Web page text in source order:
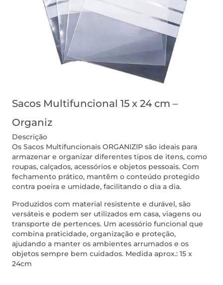
Sacos Multifuncional 15 x 24 cm –
Organiz
Descrição
Os Sacos Multifuncionais ORGANIZIP são ideais para
armazenar e organizar diferentes tipos de itens, como
roupas, calçados, acessórios e objetos pessoais. Com
fechamento prático, mantêm o conteúdo protegido
contra poeira e umidade, facilitando o dia a dia.
Produzidos com material resistente e durável, são
versáteis e podem ser utilizados em casa, viagens ou
transporte de pertences. Um acessório funcional que
combina praticidade, organização e proteção,
ajudando a manter os ambientes arrumados e os
objetos sempre bem cuidados. Medida aprox.: 15 x
24cm